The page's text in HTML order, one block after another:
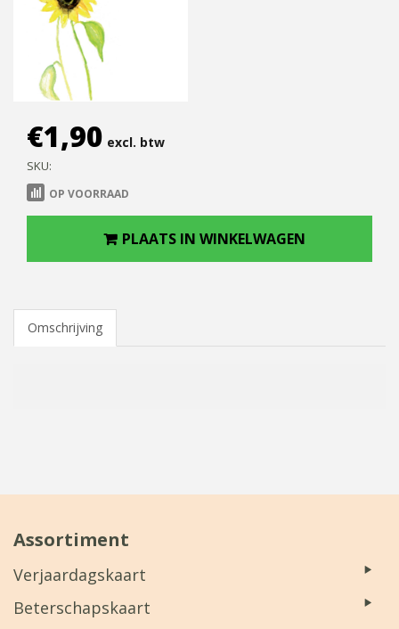
€1,90 excl. btw
SKU:
OP VOORRAAD
PLAATS IN WINKELWAGEN
Omschrijving
Assortiment
Verjaardagskaart
Beterschapskaart